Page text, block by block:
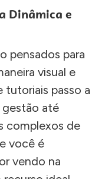
Dinâmica e
pensados para
visual e
tutoriais passo a
gestão até
complexos de
você é
vendo na